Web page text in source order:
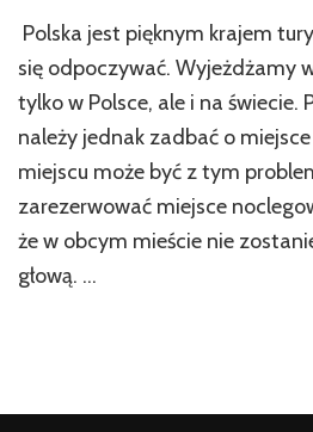
Polska jest pięknym krajem
się odpoczywać. Wyjeżdżamy
tylko w Polsce, ale i na świecie.
należy jednak zadbać o
miejscu może być z tym
zarezerwować miejsce
że w obcym mieście nie
głową. …